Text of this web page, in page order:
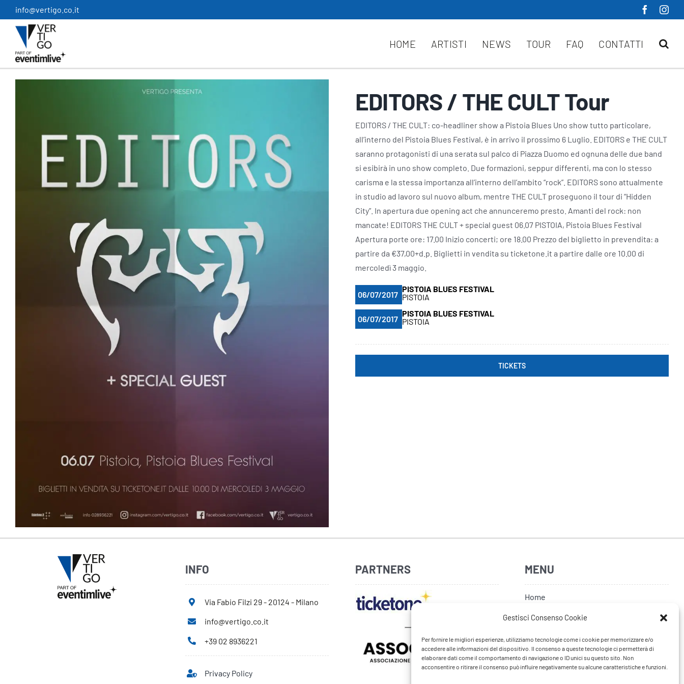
Gestisci Consenso Cookie
Per fornire le migliori esperienze, utilizziamo tecnologie come i cookie per memorizzare e/o
accedere alle informazioni del dispositivo. Il consenso a queste tecnologie ci permetterà di
elaborare dati come il comportamento di navigazione o ID unici su questo sito. Non
acconsentire o ritirare il consenso può influire negativamente su alcune caratteristiche e funzioni.
Salta
al
contenuto
info@vertigo.co.it
HOME ARTISTI NEWS TOUR FAQ CONTATTI
EDITORS / THE CULT Tour
EDITORS / THE CULT: co-headliner show a Pistoia Blues Uno show tutto particolare,
all’interno del Pistoia Blues Festival, è in arrivo il prossimo 6 Luglio. EDITORS e THE CULT
saranno protagonisti di una serata sul palco di Piazza Duomo ed ognuna delle due band
si esibirà in uno show completo. Due formazioni, seppur differenti, ma con lo stesso
carisma e la stessa importanza all’interno dell’ambito “rock”. EDITORS sono attualmente
in studio ad lavoro sul nuovo album, mentre THE CULT proseguono il tour di “Hidden
City”. In apertura due opening act che annunceremo presto. Amanti del rock: non
mancate! EDITORS THE CULT + special guest 06.07 PISTOIA, Pistoia Blues Festival
Apertura porte ore: 17.00 Inizio concerti; ore 18.00 Prezzo del biglietto in prevendita: a
partire da €37,00+d.p. Biglietti in vendita su ticketone.it a partire dalle ore 10.00 di
mercoledì 3 maggio.
06/07/2017
PISTOIA BLUES FESTIVAL
PISTOIA
06/07/2017
PISTOIA BLUES FESTIVAL
PISTOIA
TICKETS
INFO
Via Fabio Filzi 29 - 20124 - Milano
info@vertigo.co.it
+39 02 8936221
Privacy Policy
PARTNERS MENU
Home
Artisti
News
Tour